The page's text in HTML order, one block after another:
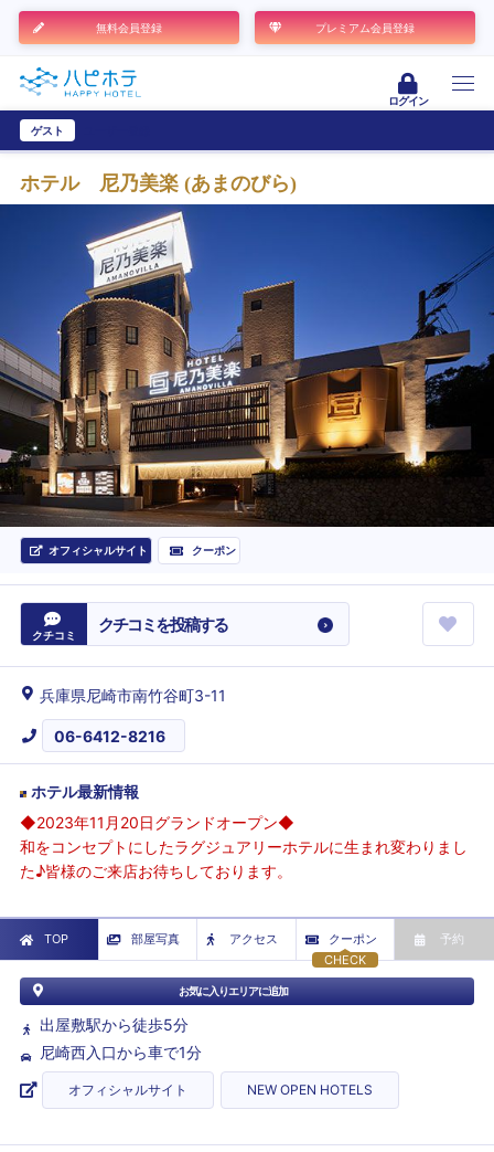
無料会員登録 プレミアム会員登録
ログイン
ゲスト
ホテル 尼乃美楽 (あまのびら)
オフィシャルサイト クーポン
クチコミ クチコミを投稿する
兵庫県尼崎市南竹谷町3-11
06-6412-8216
ホテル最新情報
◆2023年11月20日グランドオープン◆
和をコンセプトにしたラグジュアリーホテルに生まれ変わりまし
た♪皆様のご来店お待ちしております。
TOP 部屋写真
アクセス
CHECK
クーポン 予約
お気に入りエリアに追加
出屋敷駅から徒歩5分
尼崎西入口から車で1分
オフィシャルサイト NEW OPEN HOTELS